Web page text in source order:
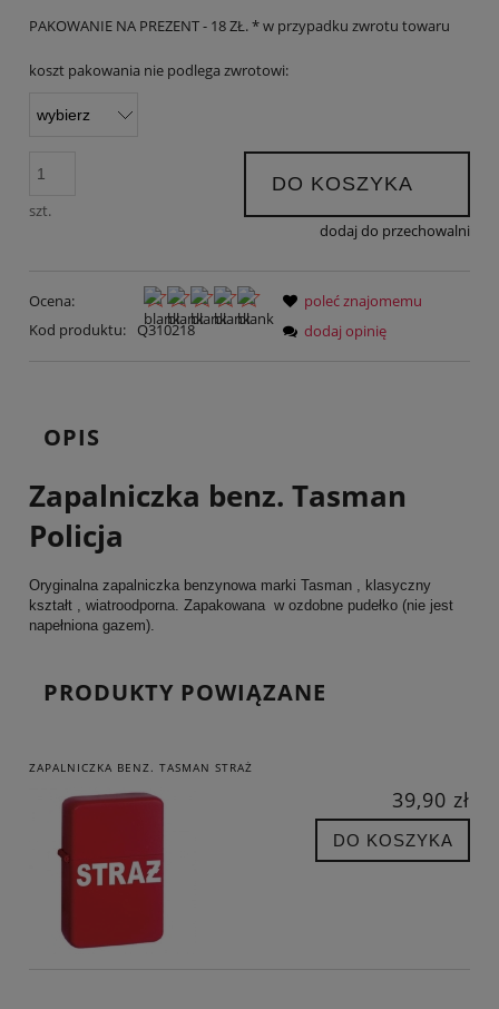
PAKOWANIE NA PREZENT - 18 ZŁ. * w przypadku zwrotu towaru
koszt pakowania nie podlega zwrotowi:
szt.
DO KOSZYKA
dodaj do przechowalni
Ocena:
Kod produktu:
Q310218
poleć znajomemu
dodaj opinię
OPIS
Zapalniczka benz. Tasman
Policja
Oryginalna zapalniczka benzynowa marki Tasman , klasyczny
kształt , wiatroodporna. Zapakowana w ozdobne pudełko (nie jest
napełniona gazem).
PRODUKTY POWIĄZANE
ZAPALNICZKA BENZ. TASMAN STRAŻ
39,90 zł
DO KOSZYKA